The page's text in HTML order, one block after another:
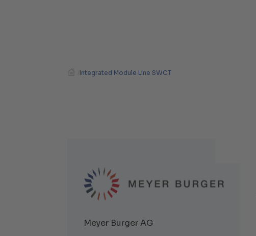
Integrated Module Line SWCT
Meyer Burger AG